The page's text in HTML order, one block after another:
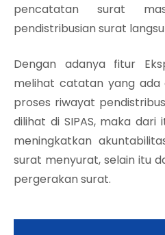
pencatatan surat
pendistribusian surat
Dengan adanya fitur
melihat catatan yang ada
proses riwayat
dilihat di SIPAS, maka
meningkatkan
surat menyurat, selain itu
pergerakan surat.